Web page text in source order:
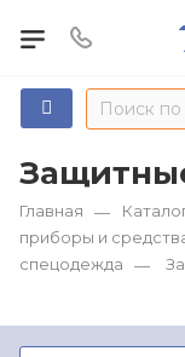
Главная —
приборы и
спецодежда
—